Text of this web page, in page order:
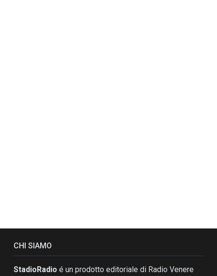
CHI SIAMO
StadioRadio é un prodotto editoriale di Radio Venere